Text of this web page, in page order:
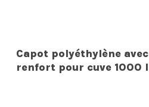
Capot polyéthylène avec
renfort pour cuve 1000 l